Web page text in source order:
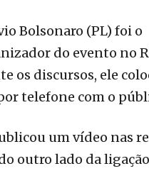
Bolsonaro (PL) foi o
do evento no
os discursos, ele
telefone com o
um vídeo nas
outro lado da